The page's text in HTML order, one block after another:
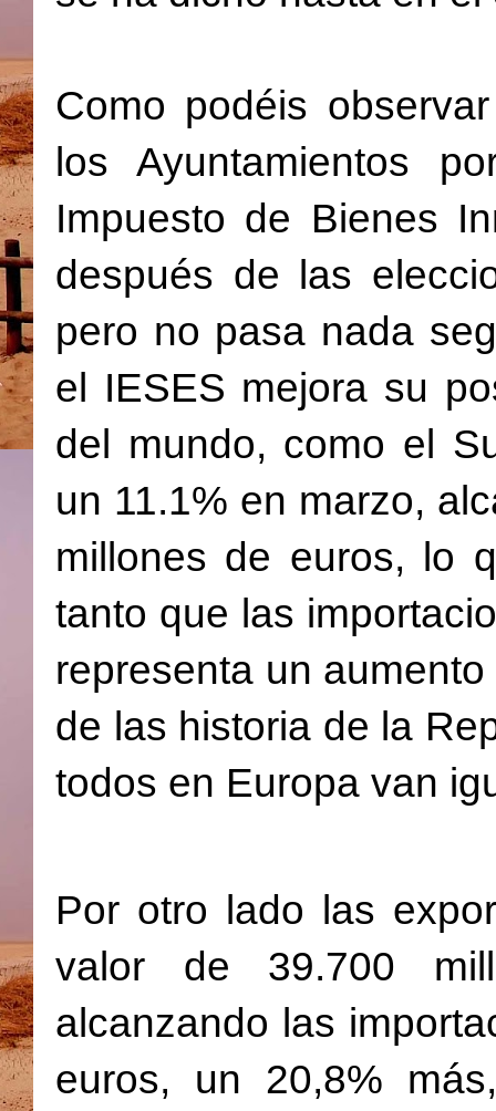
Como podéis
los Ayuntamientos
Impuesto de Bienes
después de las
pero no pasa nada
el IESES mejora su
del mundo, como el
un 11.1% en marzo,
millones de euros, lo
tanto que las
representa un
de las historia de la
todos en Europa van
Por otro lado las
valor de 39.700
alcanzando las
euros, un 20,8%